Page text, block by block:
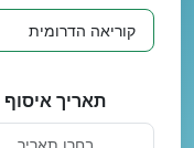
תאריך איסוף